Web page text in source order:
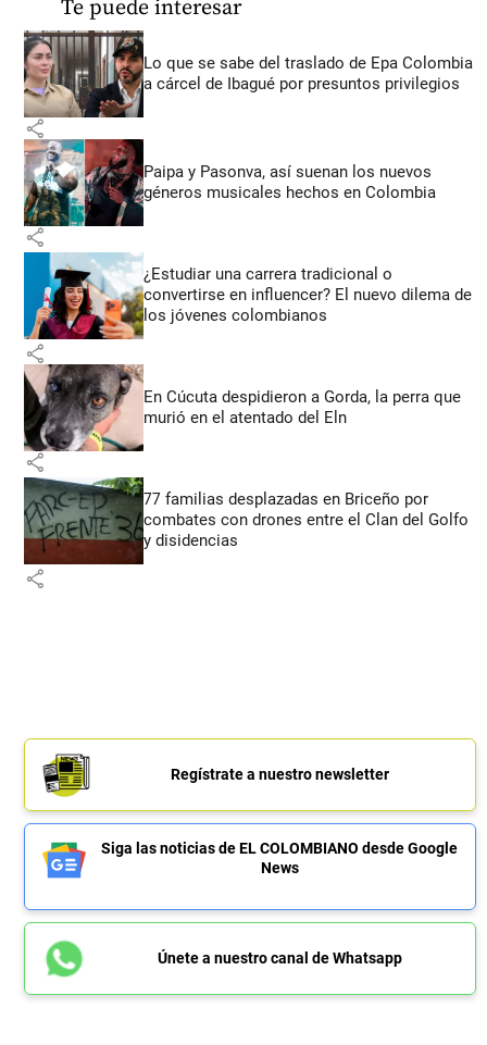
Te puede interesar
Lo que se sabe del traslado de Epa Colombia
a cárcel de Ibagué por presuntos privilegios
share
Paipa y Pasonva, así suenan los nuevos
géneros musicales hechos en Colombia
share
¿Estudiar una carrera tradicional o
convertirse en influencer? El nuevo dilema de
los jóvenes colombianos
share
En Cúcuta despidieron a Gorda, la perra que
murió en el atentado del Eln
share
77 familias desplazadas en Briceño por
combates con drones entre el Clan del Golfo
y disidencias
share
Regístrate a nuestro newsletter
Siga las noticias de EL COLOMBIANO desde Google
News
Únete a nuestro canal de Whatsapp